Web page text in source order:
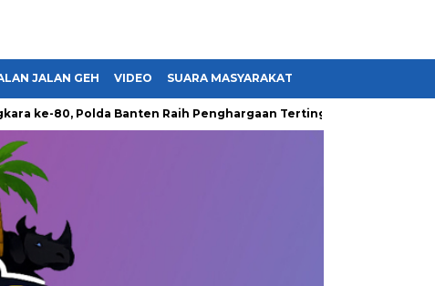
JALAN GEH VIDEO SUARA MASYARAKAT
80, Polda Banten Raih Penghargaan Tertinggi dari Presiden hingga